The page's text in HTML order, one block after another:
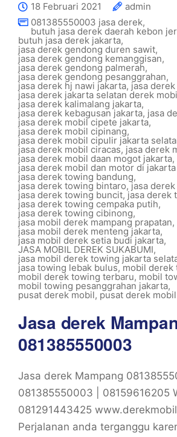
18 Februari 2021
admin
081385550003 jasa derek,
butuh jasa derek daerah kebon
butuh jasa derek jakarta,
jasa derek gendong duren sawit,
jasa derek gendong kemanggisan,
jasa derek gendong palmerah,
jasa derek gendong pesanggrahan,
jasa derek hj nawi jakarta, jasa
jasa derek jakarta selatan derek
jasa derek kalimalang jakarta,
jasa derek kebagusan jakarta, jasa
jasa derek mobil cipete jakarta,
jasa derek mobil cipinang,
jasa derek mobil cipulir jakarta
jasa derek mobil ciracas, jasa derek
jasa derek mobil daan mogot jakarta,
jasa derek mobil dan motor di
jasa derek towing bandung,
jasa derek towing bintaro,jasa
jasa derek towing buncit,jasa derek
jasa derek towing cempaka putih,
jasa derek towing cibinong,
jasa mobil derek mampang prapatan,
jasa mobil derek menteng jakarta,
jasa mobil derek setia budi jakarta,
JASA MOBIL DEREK SUKABUMI,
jasa mobil derek towing jakarta
jasa towing lebak bulus,mobil derek
mobil derek towing terbaru, mobil
mobil towing pesanggrahan jakarta,
pusat derek mobil, pusat derek
Jasa derek
081385550003
Jasa derek Mampang
081385550003 | 08159616205
081291443425
Perjalanan anda terganggu